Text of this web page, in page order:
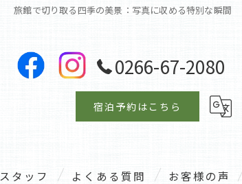
旅館で切り取る四季の美景：写真に収める特別な瞬間
0266-67-2080
宿泊予約はこちら
スタッフ よくある質問 お客様の声